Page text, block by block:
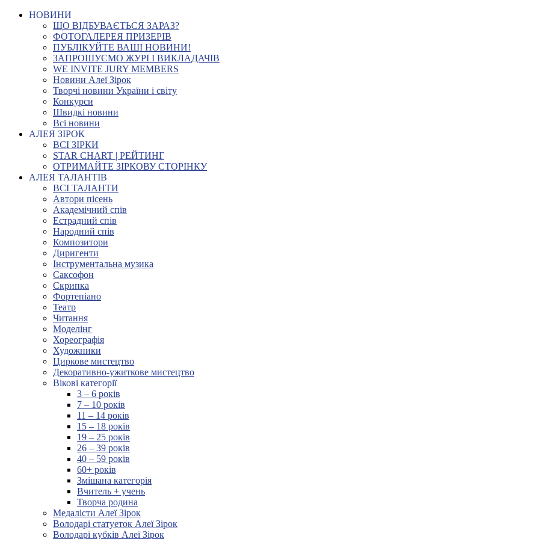
НОВИНИ
ЩО ВІДБУВАЄТЬСЯ ЗАРАЗ?
ФОТОГАЛЕРЕЯ ПРИЗЕРІВ
ПУБЛІКУЙТЕ ВАШІ НОВИНИ!
ЗАПРОШУЄМО ЖУРІ І ВИКЛАДАЧІВ
WE INVITE JURY MEMBERS
Новини Алеї Зірок
Творчі новини України і світу
Конкурси
Швидкі новини
Всі новини
АЛЕЯ ЗІРОК
ВСІ ЗІРКИ
STAR CHART | РЕЙТИНГ
ОТРИМАЙТЕ ЗІРКОВУ СТОРІНКУ
АЛЕЯ ТАЛАНТІВ
ВСІ ТАЛАНТИ
Автори пісень
Академічний спів
Естрадний спів
Народний спів
Композитори
Диригенти
Інструментальна музика
Саксофон
Скрипка
Фортепіано
Театр
Читання
Моделінг
Хореографія
Художники
Циркове мистецтво
Декоративно-ужиткове мистецтво
Вікові категорії
3 – 6 років
7 – 10 років
11 – 14 років
15 – 18 років
19 – 25 років
26 – 39 років
40 – 59 років
60+ років
Змішана категорія
Вчитель + учень
Творча родина
Медалісти Алеї Зірок
Володарі статуеток Алеї Зірок
Володарі кубків Алеї Зірок